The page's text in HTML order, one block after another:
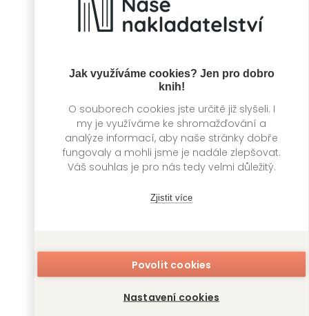
Jak využíváme cookies? Jen pro dobro
knih!
O souborech cookies jste určitě již slyšeli. I
my je využíváme ke shromažďování a
analýze informací, aby naše stránky dobře
fungovaly a mohli jsme je nadále zlepšovat.
Váš souhlas je pro nás tedy velmi důležitý.
Zjistit více
Povolit cookies
Nastavení cookies
Miroslav Graclík,
Václav Nekvapil
Rozhovory trochu
jinak
Miroslav Graclík,
Václav Nekvapil